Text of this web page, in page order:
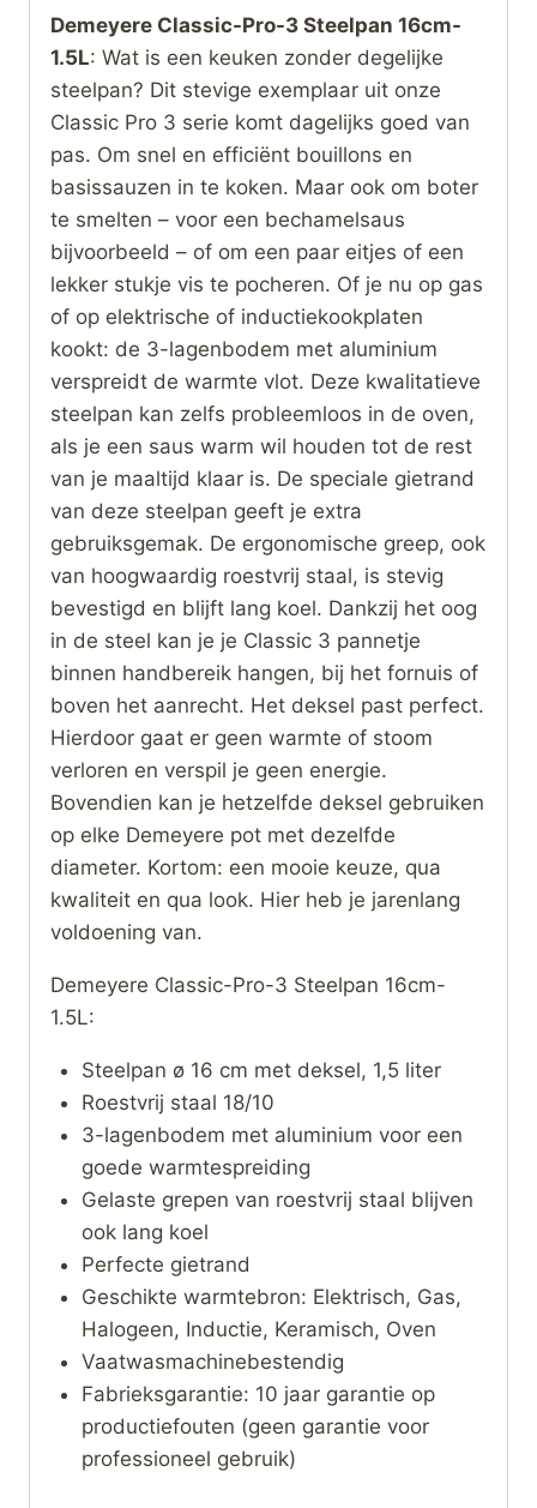
Demeyere Classic-Pro-3 Steelpan 16cm-
1.5L: Wat is een keuken zonder degelijke
steelpan? Dit stevige exemplaar uit onze
Classic Pro 3 serie komt dagelijks goed van
pas. Om snel en efficiënt bouillons en
basissauzen in te koken. Maar ook om boter
te smelten – voor een bechamelsaus
bijvoorbeeld – of om een paar eitjes of een
lekker stukje vis te pocheren. Of je nu op gas
of op elektrische of inductiekookplaten
kookt: de 3-lagenbodem met aluminium
verspreidt de warmte vlot. Deze kwalitatieve
steelpan kan zelfs probleemloos in de oven,
als je een saus warm wil houden tot de rest
van je maaltijd klaar is. De speciale gietrand
van deze steelpan geeft je extra
gebruiksgemak. De ergonomische greep, ook
van hoogwaardig roestvrij staal, is stevig
bevestigd en blijft lang koel. Dankzij het oog
in de steel kan je je Classic 3 pannetje
binnen handbereik hangen, bij het fornuis of
boven het aanrecht. Het deksel past perfect.
Hierdoor gaat er geen warmte of stoom
verloren en verspil je geen energie.
Bovendien kan je hetzelfde deksel gebruiken
op elke Demeyere pot met dezelfde
diameter. Kortom: een mooie keuze, qua
kwaliteit en qua look. Hier heb je jarenlang
voldoening van.
Demeyere Classic-Pro-3 Steelpan 16cm-
1.5L:
Steelpan ø 16 cm met deksel, 1,5 liter
Roestvrij staal 18/10
3-lagenbodem met aluminium voor een
goede warmtespreiding
Gelaste grepen van roestvrij staal blijven
ook lang koel
Perfecte gietrand
Geschikte warmtebron: Elektrisch, Gas,
Halogeen, Inductie, Keramisch, Oven
Vaatwasmachinebestendig
Fabrieksgarantie: 10 jaar garantie op
productiefouten (geen garantie voor
professioneel gebruik)